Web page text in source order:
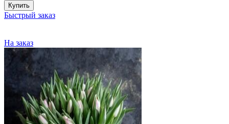
Купить
Быстрый заказ
На заказ